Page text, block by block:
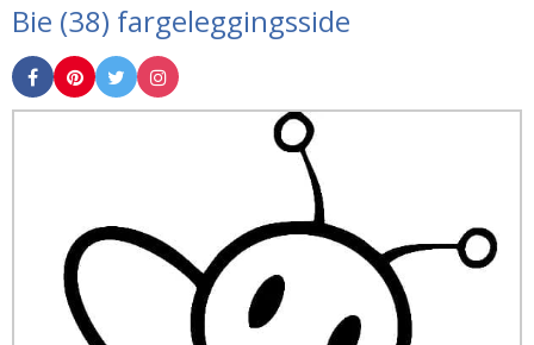
Bie (38) fargeleggingsside